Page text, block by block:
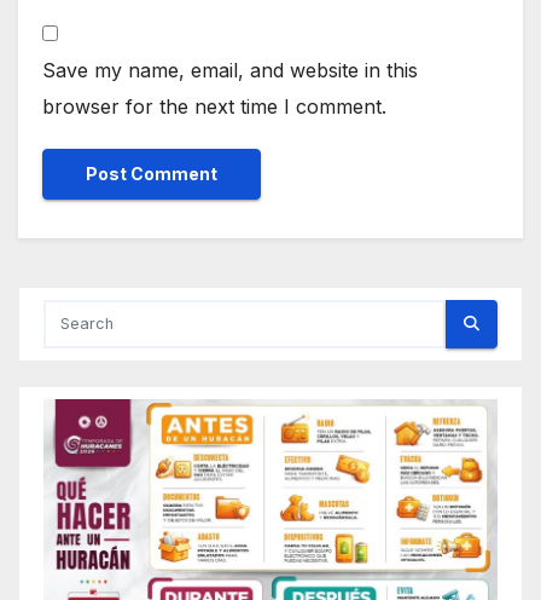
Save my name, email, and website in this
browser for the next time I comment.